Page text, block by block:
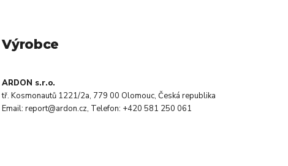
Výrobce
ARDON s.r.o.
tř. Kosmonautů 1221/2a, 779 00 Olomouc, Česká republika
Email: report@ardon.cz, Telefon: +420 581 250 061